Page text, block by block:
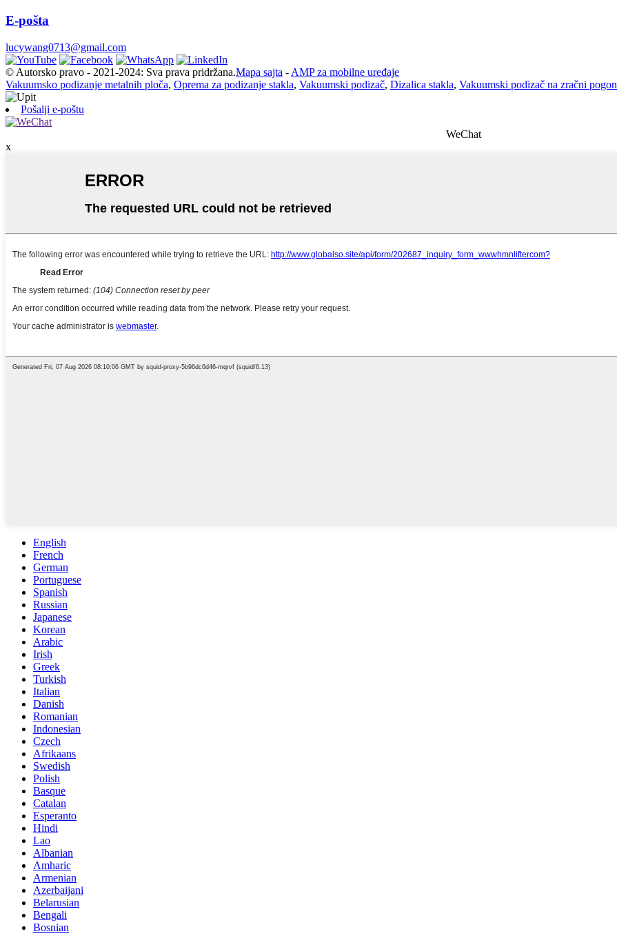
E-pošta
lucywang0713@gmail.com
© Autorsko pravo - 2021-2024: Sva prava pridržana.Mapa sajta - AMP za mobilne uređaje
Vakuumsko podizanje metalnih ploča, Oprema za podizanje stakla, Vakuumski podizač, Dizalica stakla, Vakuumski podizač na zračni pogon
Pošalji e-poštu
WeChat
x
English
French
German
Portuguese
Spanish
Russian
Japanese
Korean
Arabic
Irish
Greek
Turkish
Italian
Danish
Romanian
Indonesian
Czech
Afrikaans
Swedish
Polish
Basque
Catalan
Esperanto
Hindi
Lao
Albanian
Amharic
Armenian
Azerbaijani
Belarusian
Bengali
Bosnian